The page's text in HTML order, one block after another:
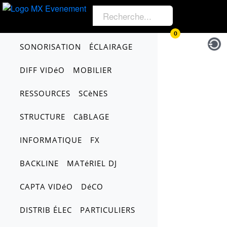
0
SONORISATION ÉCLAIRAGE
DIFF VIDéO MOBILIER
RESSOURCES SCèNES
STRUCTURE CâBLAGE
INFORMATIQUE FX
BACKLINE MATéRIEL DJ
CAPTA VIDéO DéCO
DISTRIB ÉLEC PARTICULIERS